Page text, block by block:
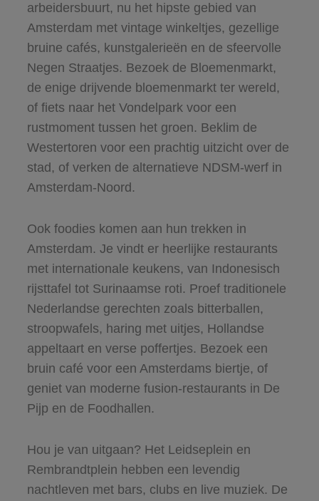
arbeidersbuurt, nu het hipste gebied van
Amsterdam met vintage winkeltjes, gezellige
bruine cafés, kunstgalerieën en de sfeervolle
Negen Straatjes. Bezoek de Bloemenmarkt,
de enige drijvende bloemenmarkt ter wereld,
of fiets naar het Vondelpark voor een
rustmoment tussen het groen. Beklim de
Westertoren voor een prachtig uitzicht over de
stad, of verken de alternatieve NDSM-werf in
Amsterdam-Noord.
Ook foodies komen aan hun trekken in
Amsterdam. Je vindt er heerlijke restaurants
met internationale keukens, van Indonesisch
rijsttafel tot Surinaamse roti. Proef traditionele
Nederlandse gerechten zoals bitterballen,
stroopwafels, haring met uitjes, Hollandse
appeltaart en verse poffertjes. Bezoek een
bruin café voor een Amsterdams biertje, of
geniet van moderne fusion-restaurants in De
Pijp en de Foodhallen.
Hou je van uitgaan? Het Leidseplein en
Rembrandtplein hebben een levendig
nachtleven met bars, clubs en live muziek. De